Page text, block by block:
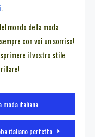
.
mondo della moda
con voi un sorriso!
il vostro stile
moda italiana
italiano perfetto